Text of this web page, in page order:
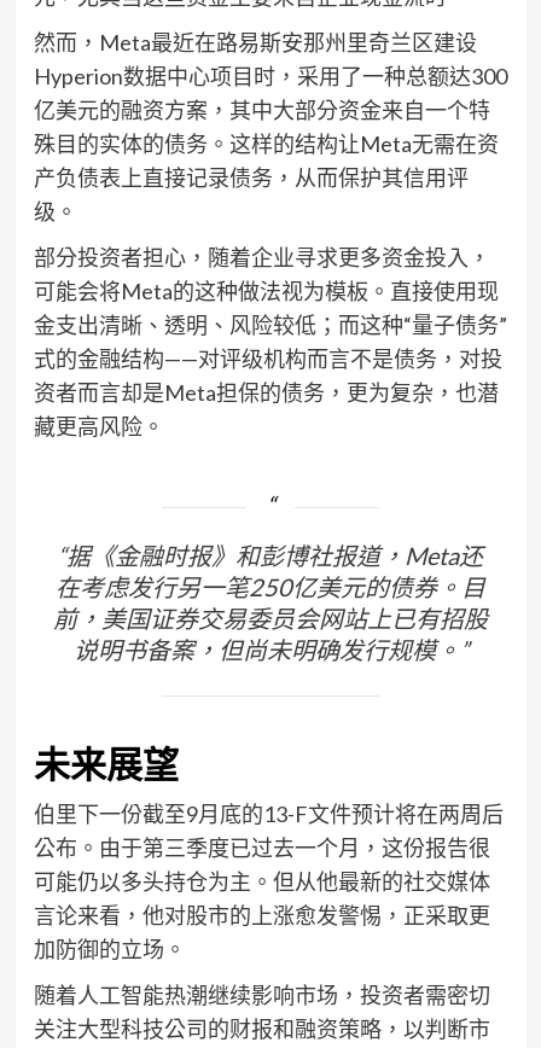
然而，Meta最近在路易斯安那州里奇兰区建设
Hyperion数据中心项目时，采用了一种总额达300
亿美元的融资方案，其中大部分资金来自一个特
殊目的实体的债务。这样的结构让Meta无需在资
产负债表上直接记录债务，从而保护其信用评
级。
部分投资者担心，随着企业寻求更多资金投入，
可能会将Meta的这种做法视为模板。直接使用现
金支出清晰、透明、风险较低；而这种“量子债务”
式的金融结构——对评级机构而言不是债务，对投
资者而言却是Meta担保的债务，更为复杂，也潜
藏更高风险。
“据《金融时报》和彭博社报道，Meta还
在考虑发行另一笔250亿美元的债券。目
前，美国证券交易委员会网站上已有招股
说明书备案，但尚未明确发行规模。”
未来展望
伯里下一份截至9月底的13-F文件预计将在两周后
公布。由于第三季度已过去一个月，这份报告很
可能仍以多头持仓为主。但从他最新的社交媒体
言论来看，他对股市的上涨愈发警惕，正采取更
加防御的立场。
随着人工智能热潮继续影响市场，投资者需密切
关注大型科技公司的财报和融资策略，以判断市